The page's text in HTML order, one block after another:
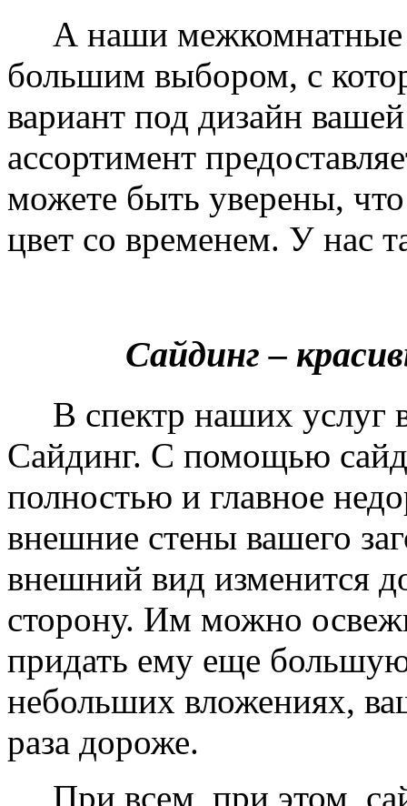
А наши межкомнатные
большим выбором, с
вариант под дизайн
ассортимент
можете быть уверены,
цвет со временем. У нас
Сайдинг –
В спектр наших услуг
Сайдинг. С помощью
полностью и главное
внешние стены вашего
внешний вид изменится
сторону. Им можно
придать ему еще
небольших вложениях,
раза дороже.
При всем, при этом,